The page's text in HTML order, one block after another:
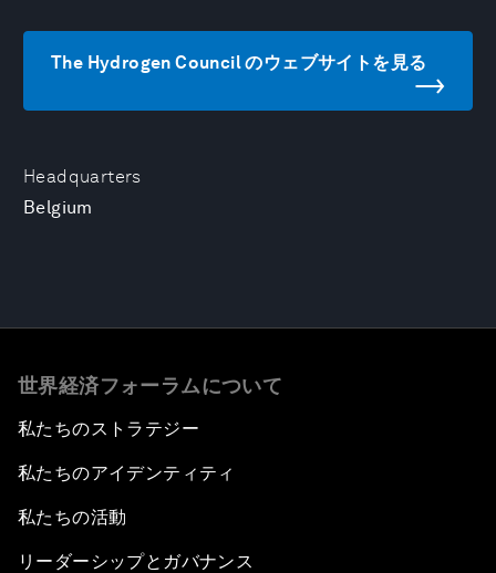
Headquarters
Belgium
The Hydrogen Council のウェブサイトを見る
世界経済フォーラムについて
私たちのストラテジー
私たちのアイデンティティ
私たちの活動
リーダーシップとガバナンス